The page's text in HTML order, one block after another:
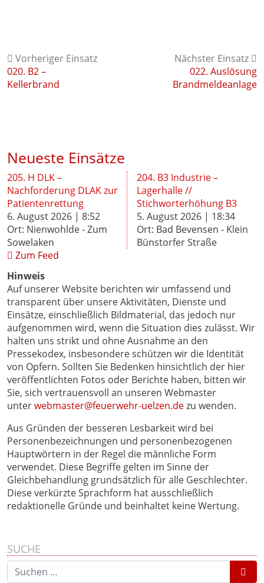
Vorheriger Einsatz
020. B2 –
Kellerbrand
Nächster Einsatz
022. Auslösung
Brandmeldeanlage
Neueste Einsätze
205. H DLK –
Nachforderung DLAK zur
Patientenrettung
6. August 2026 | 8:52
Ort: Nienwohlde - Zum
Sowelaken
204. B3 Industrie –
Lagerhalle //
Stichworterhöhung B3
5. August 2026 | 18:34
Ort: Bad Bevensen - Klein
Bünstorfer Straße
Zum Feed
Hinweis
Auf unserer Website berichten wir umfassend und
transparent über unsere Aktivitäten, Dienste und
Einsätze, einschließlich Bildmaterial, das jedoch nur
aufgenommen wird, wenn die Situation dies zulässt. Wir
halten uns strikt und ohne Ausnahme an den
Pressekodex, insbesondere schützen wir die Identität
von Opfern. Sollten Sie Bedenken hinsichtlich der hier
veröffentlichten Fotos oder Berichte haben, bitten wir
Sie, sich vertrauensvoll an unseren Webmaster
unterwebmaster@feuerwehr-uelzen.dezu wenden.
Aus Gründen der besseren Lesbarkeit wird bei
Personenbezeichnungen und personenbezogenen
Hauptwörtern in der Regel die männliche Form
verwendet. Diese Begriffe gelten im Sinne der
Gleichbehandlung grundsätzlich für alle Geschlechter.
Diese verkürzte Sprachform hat ausschließlich
redaktionelle Gründe und beinhaltet keine Wertung.
SUCHE
Suchen nach: